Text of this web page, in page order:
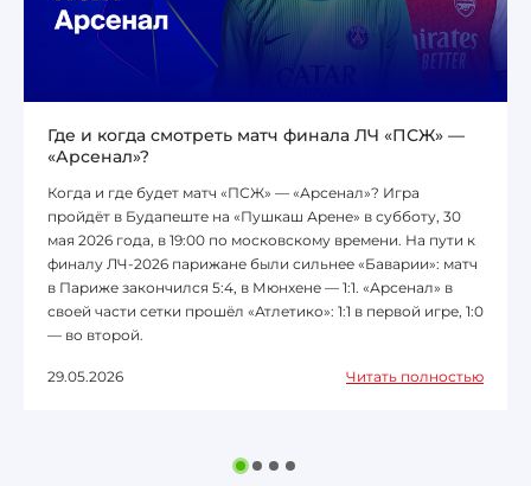
Где и когда смотреть матч финала ЛЧ «ПСЖ» —
«Арсенал»?
Когда и где будет матч «ПСЖ» — «Арсенал»? Игра
пройдёт в Будапеште на «Пушкаш Арене» в субботу, 30
мая 2026 года, в 19:00 по московскому времени. На пути к
финалу ЛЧ-2026 парижане были сильнее «Баварии»: матч
в Париже закончился 5:4, в Мюнхене — 1:1. «Арсенал» в
своей части сетки прошёл «Атлетико»: 1:1 в первой игре, 1:0
— во второй.
29.05.2026 Читать полностью